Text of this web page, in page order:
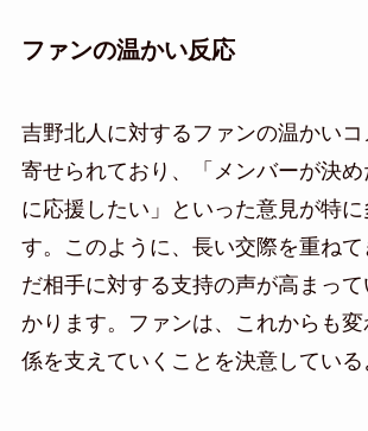
ファンの温かい反応
吉野北人に対するファンの温かいコ
寄せられており、「メンバーが決
に応援したい」といった意見が特に
す。このように、長い交際を重ね
だ相手に対する支持の声が高まっ
かります。ファンは、これからも
係を支えていくことを決意している